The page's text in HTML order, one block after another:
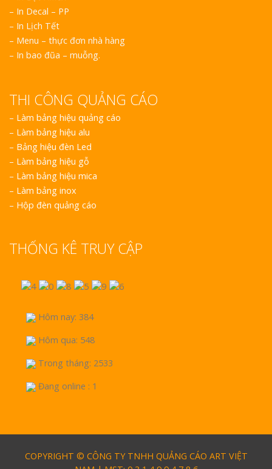
– In Decal – PP
– In Lịch Tết
– Menu – thực đơn nhà hàng
– In bao đũa – muỗng.
THI CÔNG QUẢNG CÁO
– Làm bảng hiệu quảng cáo
– Làm bảng hiệu alu
– Bảng hiệu đèn Led
– Làm bảng hiệu gỗ
– Làm bảng hiệu mica
– Làm bảng inox
– Hộp đèn quảng cáo
THỐNG KÊ TRUY CẬP
Hôm nay: 384
Hôm qua: 548
Trong tháng: 2533
Đang online : 1
COPYRIGHT © CÔNG TY TNHH QUẢNG CÁO ART VIỆT